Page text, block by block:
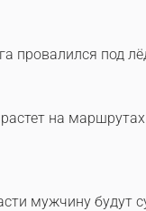
провалился под
на маршрутах
мужчину будут